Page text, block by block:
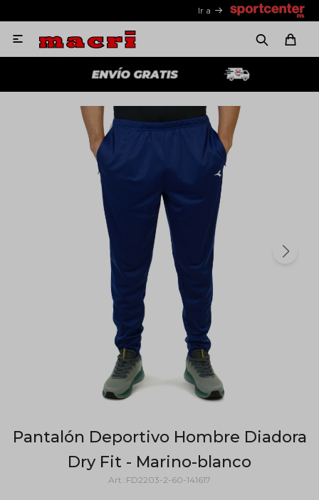
Ir a

Pantalón Deportivo Hombre Diadora
Dry Fit - Marino-blanco
FD2203-2-60-141617